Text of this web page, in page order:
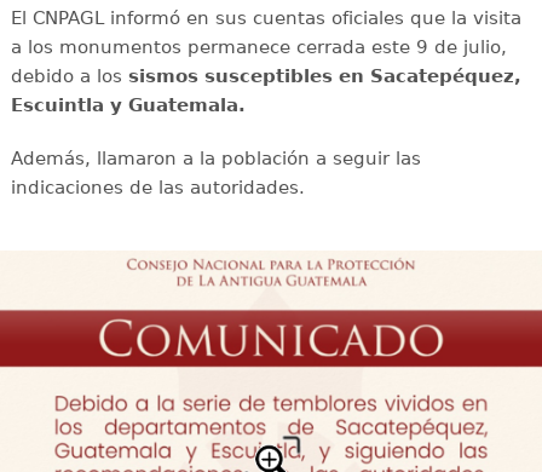
El CNPAGL informó en sus cuentas oficiales que la visita
a los monumentos permanece cerrada este 9 de julio,
debido a los sismos susceptibles en Sacatepéquez,
Escuintla y Guatemala.
Además, llamaron a la población a seguir las
indicaciones de las autoridades.